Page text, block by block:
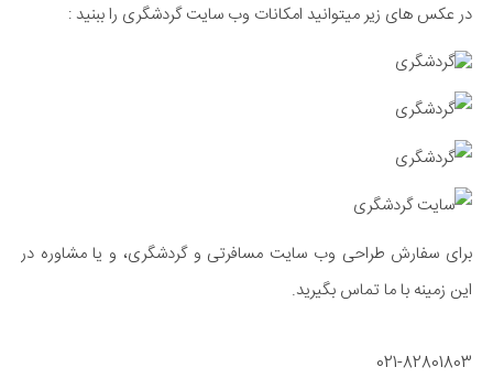
در عکس های زیر میتوانید امکانات وب سایت گردشگری را ببنید :
برای سفارش طراحی وب سایت مسافرتی و گردشگری، و یا مشاوره در
این زمینه با ما تماس بگیرید.
021-82801803